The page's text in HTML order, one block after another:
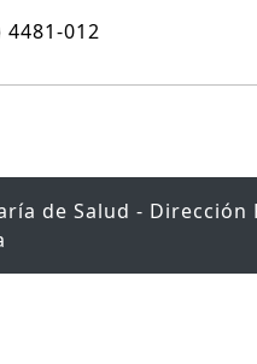
4481-012
de Salud - Dirección